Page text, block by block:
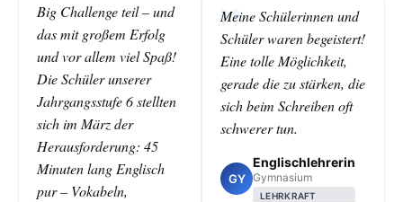
Big Challenge teil – und
das mit großem Erfolg
und vor allem viel Spaß!
Die Schüler unserer
Jahrgangsstufe 6 stellten
sich im März der
Herausforderung: 45
Minuten lang Englisch
pur – Vokabeln,
Meine Schülerinnen und
Schüler waren begeistert!
Eine tolle Möglichkeit,
gerade die zu stärken, die
sich beim Schreiben oft
schwerer tun.
GY
Englischlehrerin
Gymnasium
LEHRKRAFT